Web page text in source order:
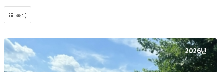
목록
2026년